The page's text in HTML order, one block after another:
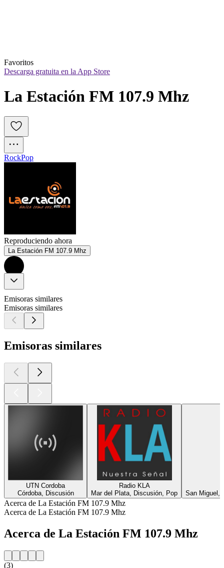
Favoritos
Descarga gratuita en la App Store
La Estación FM 107.9 Mhz
RockPop
Reproduciendo ahora
La Estación FM 107.9 Mhz
Emisoras similares
Emisoras similares
Emisoras similares
UTN Cordoba
Córdoba, Discusión
Radio KLA
Mar del Plata, Discusión, Pop
San Miguel,
Acerca de La Estación FM 107.9 Mhz
Acerca de La Estación FM 107.9 Mhz
Acerca de La Estación FM 107.9 Mhz
(3)